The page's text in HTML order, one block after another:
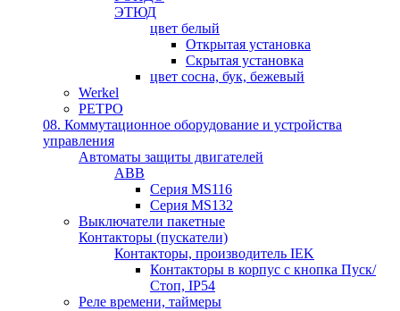
ЭТЮД
цвет белый
Открытая установка
Скрытая установка
цвет сосна, бук, бежевый
Werkel
РЕТРО
08. Коммутационное оборудование и устройства
управления
Автоматы защиты двигателей
ABB
Серия MS116
Серия MS132
Выключатели пакетные
Контакторы (пускатели)
Контакторы, производитель IEK
Контакторы в корпус с кнопка Пуск/
Стоп, IP54
Реле времени, таймеры